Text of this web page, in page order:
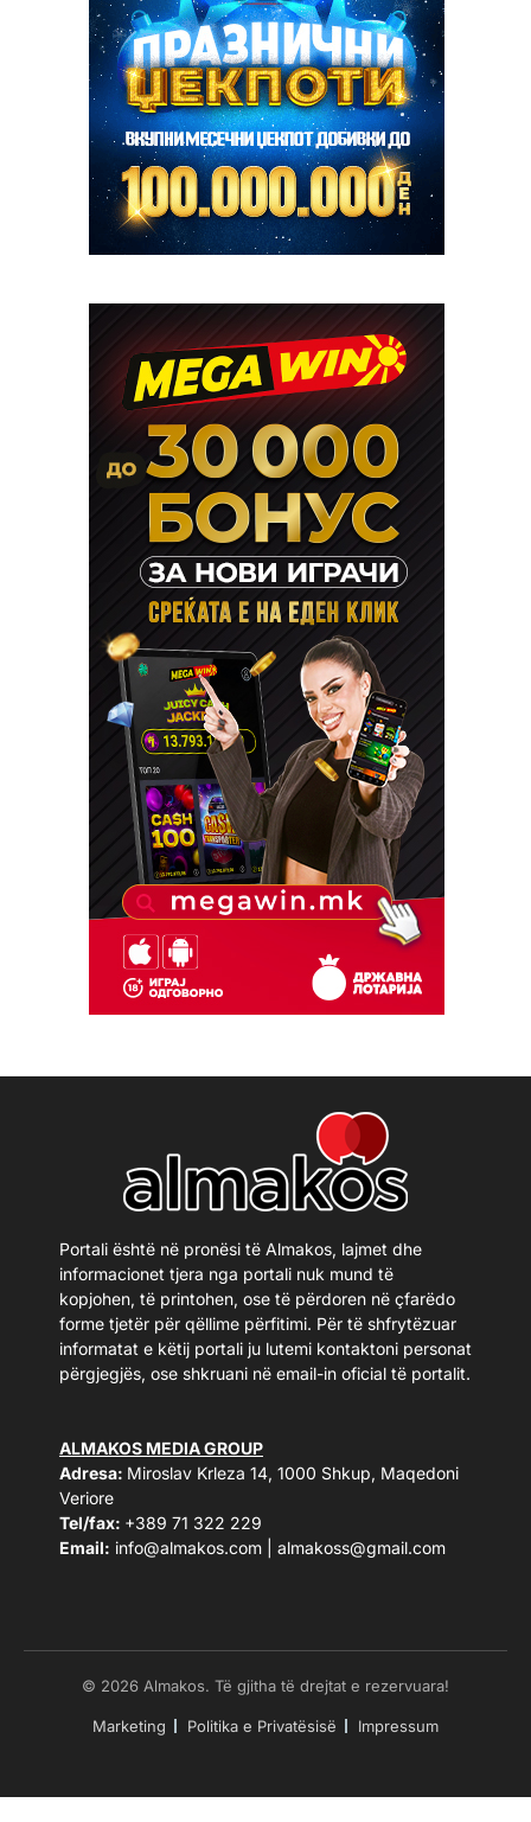
Portali është në pronësi të Almakos, lajmet dhe
informacionet tjera nga portali nuk mund të
kopjohen, të printohen, ose të përdoren në çfarëdo
forme tjetër për qëllime përfitimi. Për të shfrytëzuar
informatat e këtij portali ju lutemi kontaktoni personat
përgjegjës, ose shkruani në email-in oficial të portalit.
ALMAKOS MEDIA GROUP
Adresa: Miroslav Krleza 14, 1000 Shkup, Maqedoni
Veriore
Tel/fax: +389 71 322 229
Email: info@almakos.com almakoss@gmail.com
© 2026 Almakos. Të gjitha të drejtat e rezervuara!
Marketing Politika e Privatësisë Impressum